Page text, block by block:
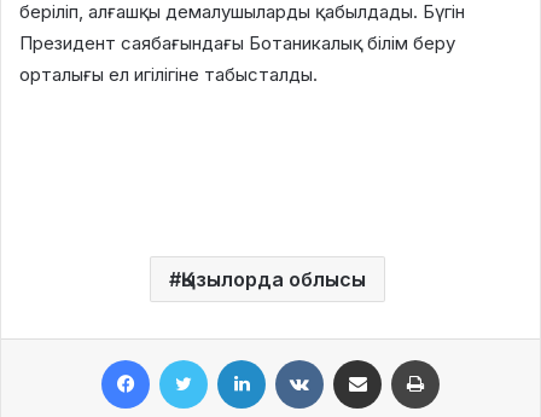
беріліп, алғашқы демалушыларды қабылдады. Бүгін
Президент саябағындағы Ботаникалық білім беру
орталығы ел игілігіне табысталды.
Қызылорда облысы